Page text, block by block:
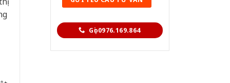
Gọi 0976.169.864